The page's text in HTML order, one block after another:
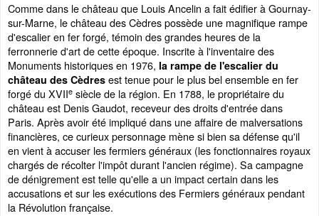
Comme dans le château que Louis Ancelin a fait édifier à Gournay-
sur-Marne, le château des Cèdres possède une magnifique rampe
d'escalier en fer forgé, témoin des grandes heures de la
ferronnerie d'art de cette époque. Inscrite à l'inventaire des
Monuments historiques en 1976, la rampe de l'escalier du
château des Cèdres est tenue pour le plus bel ensemble en fer
forgé du XVIIe siècle de la région. En 1788, le propriétaire du
château est Denis Gaudot, receveur des droits d'entrée dans
Paris. Après avoir été impliqué dans une affaire de malversations
financières, ce curieux personnage mène si bien sa défense qu'il
en vient à accuser les fermiers généraux (les fonctionnaires royaux
chargés de récolter l'impôt durant l'ancien régime). Sa campagne
de dénigrement est telle qu'elle a un impact certain dans les
accusations et sur les exécutions des Fermiers généraux pendant
la Révolution française.